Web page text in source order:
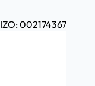
IZO: 002174367